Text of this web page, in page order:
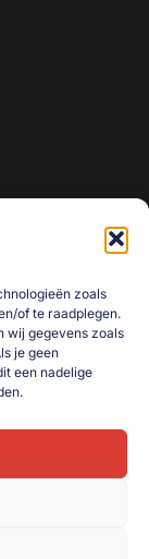
zoals
of te raadplegen.
wij gegevens zoals
je geen
een nadelige